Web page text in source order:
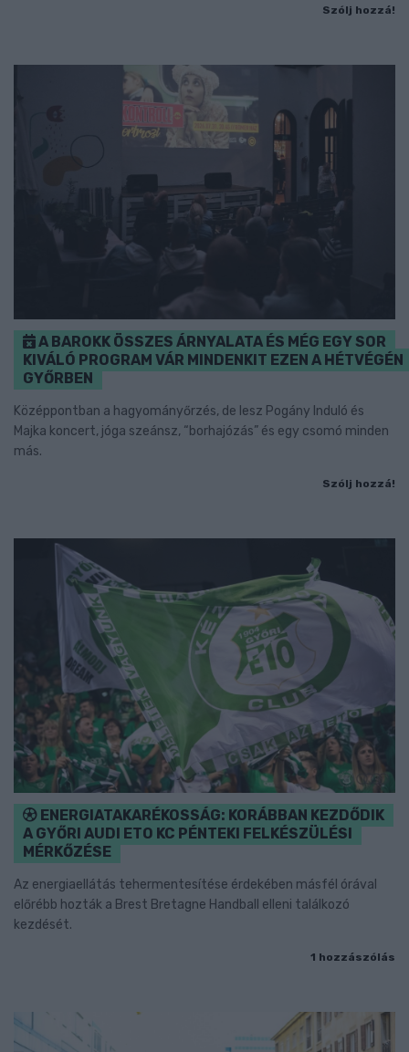
Szólj hozzá!
A BAROKK ÖSSZES ÁRNYALATA ÉS MÉG EGY SOR
KIVÁLÓ PROGRAM VÁR MINDENKIT EZEN A HÉTVÉGÉN
GYŐRBEN
Középpontban a hagyományőrzés, de lesz Pogány Induló és
Majka koncert, jóga szeánsz, “borhajózás” és egy csomó minden
más.
Szólj hozzá!
ENERGIATAKARÉKOSSÁG: KORÁBBAN KEZDŐDIK
A GYŐRI AUDI ETO KC PÉNTEKI FELKÉSZÜLÉSI
MÉRKŐZÉSE
Az energiaellátás tehermentesítése érdekében másfél órával
előrébb hozták a Brest Bretagne Handball elleni találkozó
kezdését.
1 hozzászólás